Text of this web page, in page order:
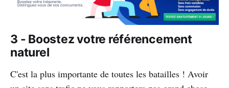
3 - Boostez votre référencement
naturel
C'est la plus importante de toutes les batailles ! Avoir